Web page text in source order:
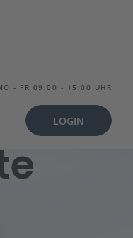
- FR 09:00 - 15:00 UHR
LOGIN